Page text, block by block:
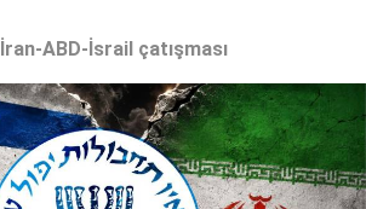
İran-ABD-İsrail çatışması